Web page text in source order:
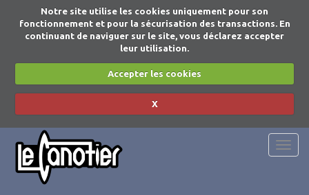
Notre site utilise les cookies uniquement pour son
fonctionnement et pour la sécurisation des transactions. En
continuant de naviguer sur le site, vous déclarez accepter
leur utilisation.
Accepter les cookies
X